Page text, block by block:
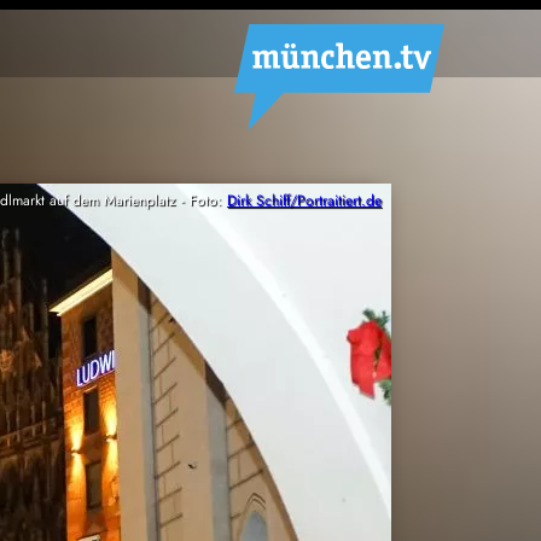
auf dem Marienplatz - Foto: Dirk Schiff/Portraitiert.de